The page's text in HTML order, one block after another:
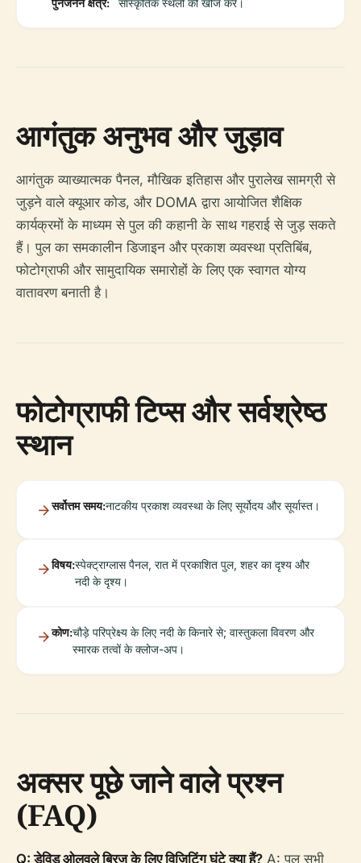
पुनर्जनन क्षेत्र:
सांस्कृतिक स्थलों की खोज करें।
आगंतुक अनुभव और जुड़ाव
आगंतुक व्याख्यात्मक पैनल, मौखिक इतिहास और पुरालेख सामग्री से
जुड़ने वाले क्यूआर कोड, और DOMA द्वारा आयोजित शैक्षिक
कार्यक्रमों के माध्यम से पुल की कहानी के साथ गहराई से जुड़ सकते
हैं। पुल का समकालीन डिजाइन और प्रकाश व्यवस्था प्रतिबिंब,
फोटोग्राफी और सामुदायिक समारोहों के लिए एक स्वागत योग्य
वातावरण बनाती है।
फोटोग्राफी टिप्स और सर्वश्रेष्ठ
स्थान
सर्वोत्तम समय:नाटकीय प्रकाश व्यवस्था के लिए सूर्योदय और सूर्यास्त।
विषय:स्पेक्ट्राग्लास पैनल, रात में प्रकाशित पुल, शहर का दृश्य और
नदी के दृश्य।
कोण:चौड़े परिप्रेक्ष्य के लिए नदी के किनारे से; वास्तुकला विवरण और
स्मारक तत्वों के क्लोज-अप।
अक्सर पूछे जाने वाले प्रश्न
(FAQ)
Q: डेविड ओलुवले ब्रिज के लिए विज़िटिंग घंटे क्या हैं? A: पुल सभी